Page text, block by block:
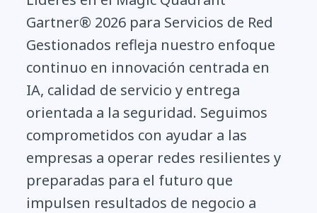
Gartner® 2026 para Servicios de Red
Gestionados refleja nuestro enfoque
continuo en innovación centrada en
IA, calidad de servicio y entrega
orientada a la seguridad. Seguimos
comprometidos con ayudar a las
empresas a operar redes resilientes y
preparadas para el futuro que
impulsen resultados de negocio a